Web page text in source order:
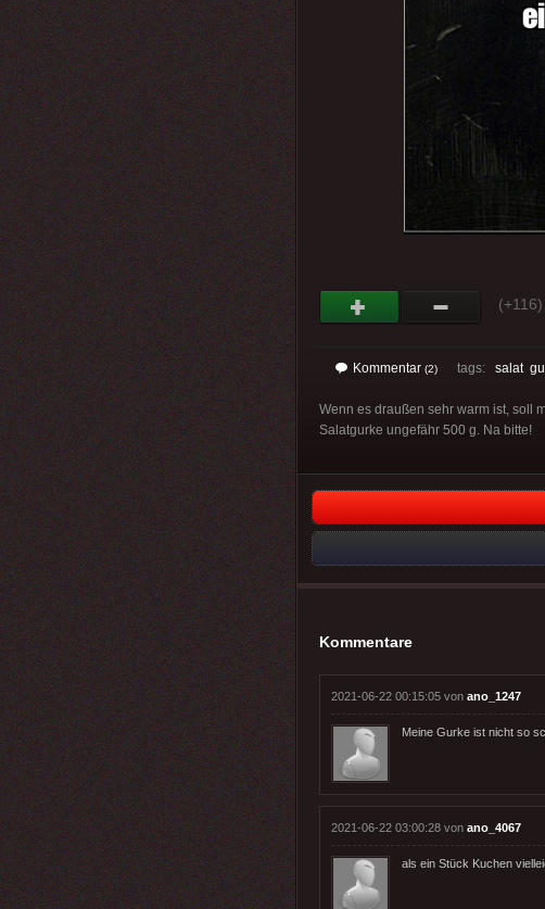
(+116)
Kommentar (2) tags: salat
Wenn es draußen sehr warm ist, soll
Salatgurke ungefähr 500 g. Na bitte!
Kommentare
2021-06-22 00:15:05 von ano_1247
Meine Gurke ist nicht so
2021-06-22 03:00:28 von ano_4067
als ein Stück Kuchen